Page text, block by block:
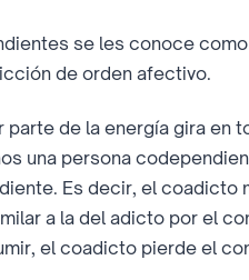
se les conoce
de orden afectivo.
de la energía gira en
una persona
Es decir, el coadicto
a la del adicto por el
el coadicto pierde el